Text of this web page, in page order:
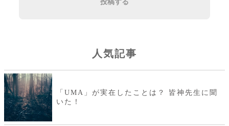
投稿する
人気記事
「UMA」が実在したことは？ 皆神先生に聞
いた！